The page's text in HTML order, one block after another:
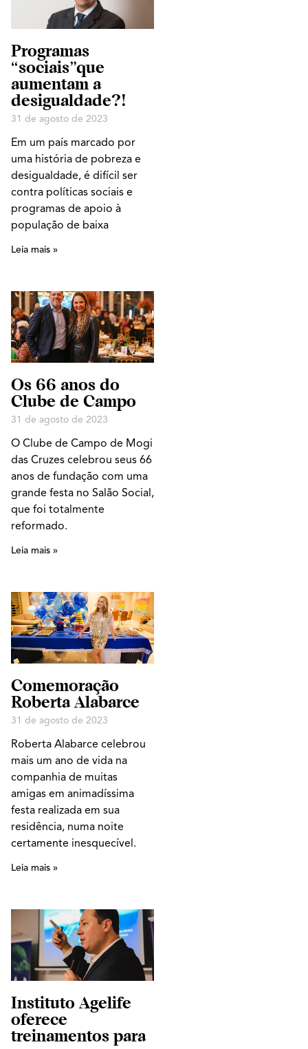
Programas
“sociais”que
aumentam a
desigualdade?!
31 de agosto de 2023
Em um país marcado por
uma história de pobreza e
desigualdade, é difícil ser
contra políticas sociais e
programas de apoio à
população de baixa
Leia mais »
Os 66 anos do
Clube de Campo
31 de agosto de 2023
O Clube de Campo de Mogi
das Cruzes celebrou seus 66
anos de fundação com uma
grande festa no Salão Social,
que foi totalmente
reformado.
Leia mais »
Comemoração
Roberta Alabarce
31 de agosto de 2023
Roberta Alabarce celebrou
mais um ano de vida na
companhia de muitas
amigas em animadíssima
festa realizada em sua
residência, numa noite
certamente inesquecível.
Leia mais »
Instituto Agelife
oferece
treinamentos para